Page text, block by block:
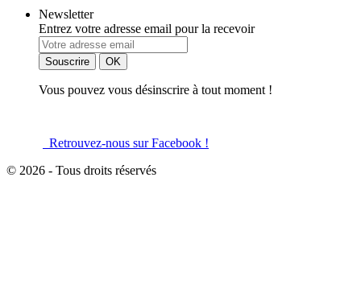
Newsletter
Entrez votre adresse email pour la recevoir
Vous pouvez vous désinscrire à tout moment !
Retrouvez-nous sur Facebook !
© 2026 - Tous droits réservés